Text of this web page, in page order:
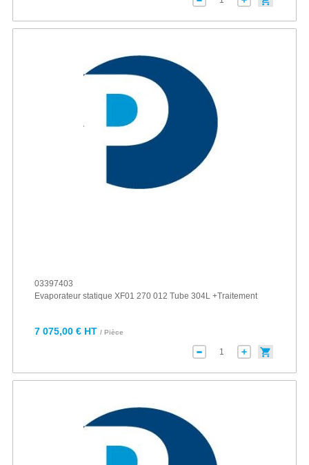
03397403
Evaporateur statique XF01 270 012 Tube 304L +Traitement
7 075,00 € HT / Pièce